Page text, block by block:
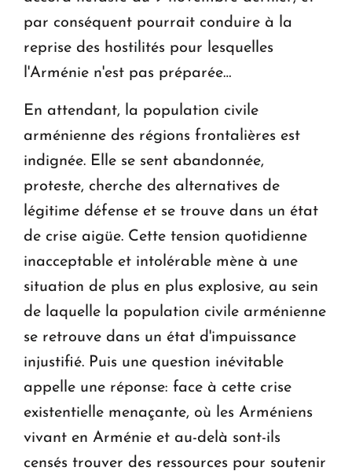
par conséquent pourrait conduire à la
reprise des hostilités pour lesquelles
l'Arménie n'est pas préparée…
En attendant, la population civile
arménienne des régions frontalières est
indignée. Elle se sent abandonnée,
proteste, cherche des alternatives de
légitime défense et se trouve dans un état
de crise aigüe. Cette tension quotidienne
inacceptable et intolérable mène à une
situation de plus en plus explosive, au sein
de laquelle la population civile arménienne
se retrouve dans un état d'impuissance
injustifié. Puis une question inévitable
appelle une réponse: face à cette crise
existentielle menaçante, où les Arméniens
vivant en Arménie et au-delà sont-ils
censés trouver des ressources pour soutenir